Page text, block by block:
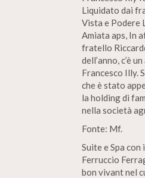
Liquidato dai
Vista e Podere
Amiata aps, In
fratello
dell’anno, c’è
Francesco Illy.
che è stato
la holding di
nella società
Fonte: Mf.
Suite e Spa
Ferruccio
bon vivant nel